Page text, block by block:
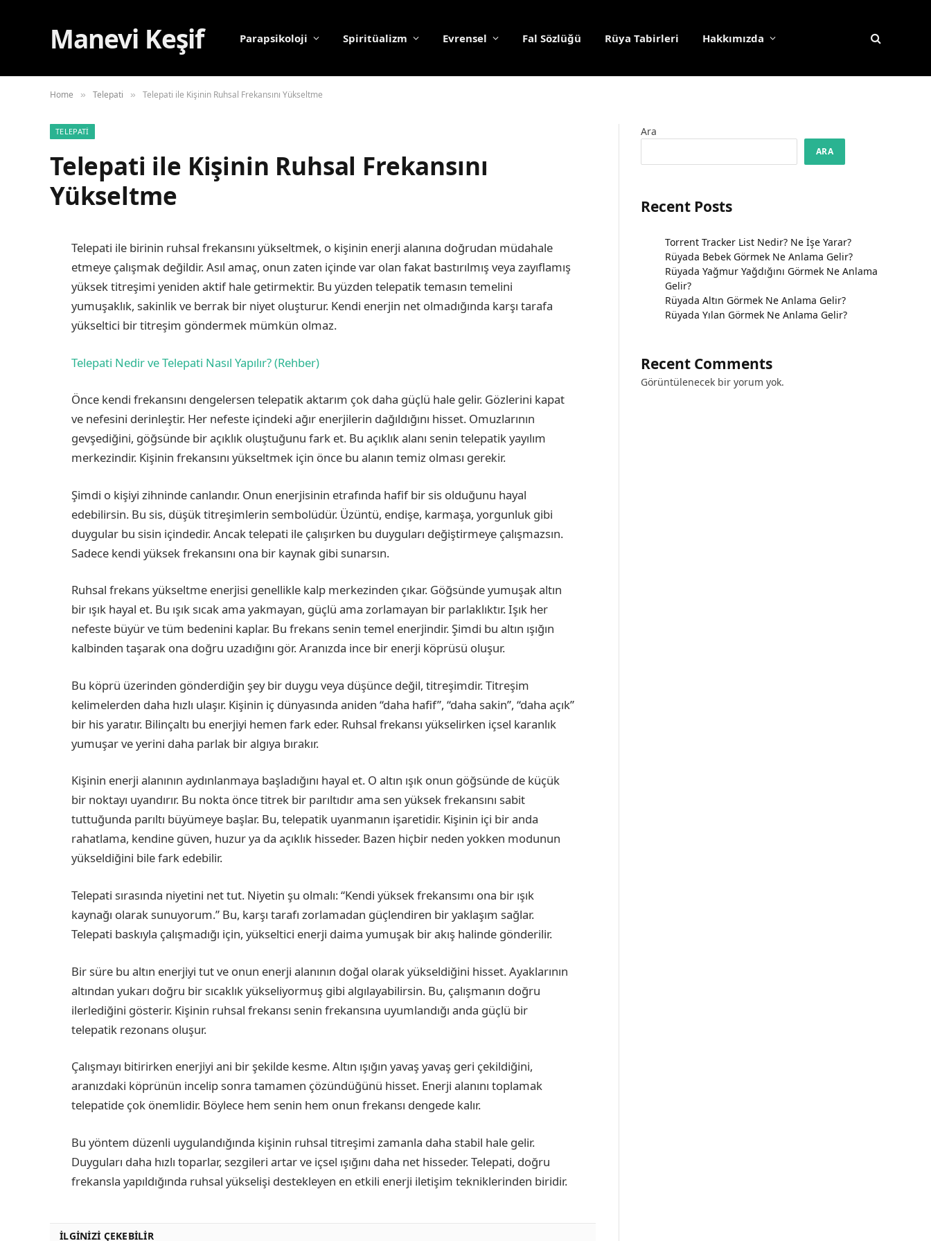
Manevi Keşif Parapsikoloji Spiritüalizm Evrensel Fal Sözlüğü Rüya Tabirleri Hakkımızda
Home » Telepati » Telepati ile Kişinin Ruhsal Frekansını Yükseltme
TELEPATI
Telepati ile Kişinin Ruhsal Frekansını
Yükseltme
Telepati ile birinin ruhsal frekansını yükseltmek, o kişinin enerji alanına doğrudan müdahale
etmeye çalışmak değildir. Asıl amaç, onun zaten içinde var olan fakat bastırılmış veya zayıflamış
yüksek titreşimi yeniden aktif hale getirmektir. Bu yüzden telepatik temasın temelini
yumuşaklık, sakinlik ve berrak bir niyet oluşturur. Kendi enerjin net olmadığında karşı tarafa
yükseltici bir titreşim göndermek mümkün olmaz.
Telepati Nedir ve Telepati Nasıl Yapılır? (Rehber)
Önce kendi frekansını dengelersen telepatik aktarım çok daha güçlü hale gelir. Gözlerini kapat
ve nefesini derinleştir. Her nefeste içindeki ağır enerjilerin dağıldığını hisset. Omuzlarının
gevşediğini, göğsünde bir açıklık oluştuğunu fark et. Bu açıklık alanı senin telepatik yayılım
merkezindir. Kişinin frekansını yükseltmek için önce bu alanın temiz olması gerekir.
Şimdi o kişiyi zihninde canlandır. Onun enerjisinin etrafında hafif bir sis olduğunu hayal
edebilirsin. Bu sis, düşük titreşimlerin sembolüdür. Üzüntü, endişe, karmaşa, yorgunluk gibi
duygular bu sisin içindedir. Ancak telepati ile çalışırken bu duyguları değiştirmeye çalışmazsın.
Sadece kendi yüksek frekansını ona bir kaynak gibi sunarsın.
Ruhsal frekans yükseltme enerjisi genellikle kalp merkezinden çıkar. Göğsünde yumuşak altın
bir ışık hayal et. Bu ışık sıcak ama yakmayan, güçlü ama zorlamayan bir parlaklıktır. Işık her
nefeste büyür ve tüm bedenini kaplar. Bu frekans senin temel enerjindir. Şimdi bu altın ışığın
kalbinden taşarak ona doğru uzadığını gör. Aranızda ince bir enerji köprüsü oluşur.
Bu köprü üzerinden gönderdiğin şey bir duygu veya düşünce değil, titreşimdir. Titreşim
kelimelerden daha hızlı ulaşır. Kişinin iç dünyasında aniden “daha hafif”, “daha sakin”, “daha açık”
bir his yaratır. Bilinçaltı bu enerjiyi hemen fark eder. Ruhsal frekansı yükselirken içsel karanlık
yumuşar ve yerini daha parlak bir algıya bırakır.
Kişinin enerji alanının aydınlanmaya başladığını hayal et. O altın ışık onun göğsünde de küçük
bir noktayı uyandırır. Bu nokta önce titrek bir parıltıdır ama sen yüksek frekansını sabit
tuttuğunda parıltı büyümeye başlar. Bu, telepatik uyanmanın işaretidir. Kişinin içi bir anda
rahatlama, kendine güven, huzur ya da açıklık hisseder. Bazen hiçbir neden yokken modunun
yükseldiğini bile fark edebilir.
Telepati sırasında niyetini net tut. Niyetin şu olmalı: “Kendi yüksek frekansımı ona bir ışık
kaynağı olarak sunuyorum.” Bu, karşı tarafı zorlamadan güçlendiren bir yaklaşım sağlar.
Telepati baskıyla çalışmadığı için, yükseltici enerji daima yumuşak bir akış halinde gönderilir.
Bir süre bu altın enerjiyi tut ve onun enerji alanının doğal olarak yükseldiğini hisset. Ayaklarının
altından yukarı doğru bir sıcaklık yükseliyormuş gibi algılayabilirsin. Bu, çalışmanın doğru
ilerlediğini gösterir. Kişinin ruhsal frekansı senin frekansına uyumlandığı anda güçlü bir
telepatik rezonans oluşur.
Çalışmayı bitirirken enerjiyi ani bir şekilde kesme. Altın ışığın yavaş yavaş geri çekildiğini,
aranızdaki köprünün incelip sonra tamamen çözündüğünü hisset. Enerji alanını toplamak
telepatide çok önemlidir. Böylece hem senin hem onun frekansı dengede kalır.
Bu yöntem düzenli uygulandığında kişinin ruhsal titreşimi zamanla daha stabil hale gelir.
Duyguları daha hızlı toparlar, sezgileri artar ve içsel ışığını daha net hisseder. Telepati, doğru
frekansla yapıldığında ruhsal yükselişi destekleyen en etkili enerji iletişim tekniklerinden biridir.
İLGINIZI ÇEKEBILIR
Ara
ARA
Recent Posts
Torrent Tracker List Nedir? Ne İşe Yarar?
Rüyada Bebek Görmek Ne Anlama Gelir?
Rüyada Yağmur Yağdığını Görmek Ne Anlama
Gelir?
Rüyada Altın Görmek Ne Anlama Gelir?
Rüyada Yılan Görmek Ne Anlama Gelir?
Recent Comments
Görüntülenecek bir yorum yok.